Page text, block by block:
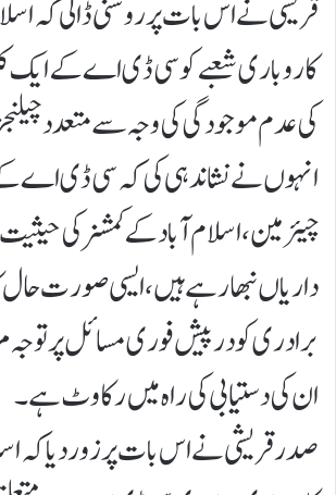
قریشی نے اس بات پر روشنی ڈالی کہ
کاروباری شعبے کو سی ڈی اے کے ایک
کی عدم موجودگی کی وجہ سے متعدد
انہوں نے نشاندہی کی کہ سی ڈی اے
چیئرمین، اسلام آباد کے کمشنر کی
داریاں نبھا رہے ہیں، ایسی صورت
برادری کو درپیش فوری مسائل پر توجہ
ان کی دستیابی کی راہ میں رکاوٹ ہے۔
صدر قریشی نے اس بات پر زور دیا کہ